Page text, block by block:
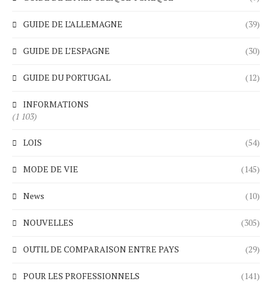
GUIDE DE L’ALLEMAGNE (39)
GUIDE DE L’ESPAGNE (30)
GUIDE DU PORTUGAL (12)
INFORMATIONS
(1 103)
LOIS (54)
MODE DE VIE (145)
News (10)
NOUVELLES (305)
OUTIL DE COMPARAISON ENTRE PAYS (29)
POUR LES PROFESSIONNELS (141)